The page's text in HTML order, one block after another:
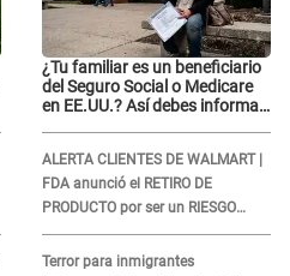
¿Tu familiar es un beneficiario
del Seguro Social o Medicare
en EE.UU.? Así debes informar
ALERTA CLIENTES DE WALMART |
FDA anunció el RETIRO DE
PRODUCTO por ser un RIESGO
MORTAL para consumidores: ¿Cuál
es?
Terror para inmigrantes